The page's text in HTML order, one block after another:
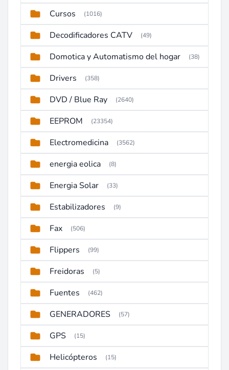
Cursos (1016)
Decodificadores CATV (49)
Domotica y Automatismo del hogar (38)
Drivers (358)
DVD / Blue Ray (2640)
EEPROM (23354)
Electromedicina (3562)
energia eolica (8)
Energia Solar (33)
Estabilizadores (9)
Fax (506)
Flippers (99)
Freidoras (5)
Fuentes (462)
GENERADORES (57)
GPS (15)
Helicópteros (15)